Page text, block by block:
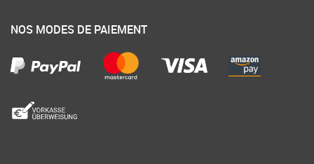
NOS MODES DE PAIEMENT